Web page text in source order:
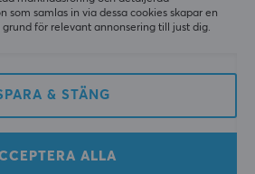
som samlas in via dessa cookies skapar en
för relevant annonsering till just dig.
& STÄNG
ALLA